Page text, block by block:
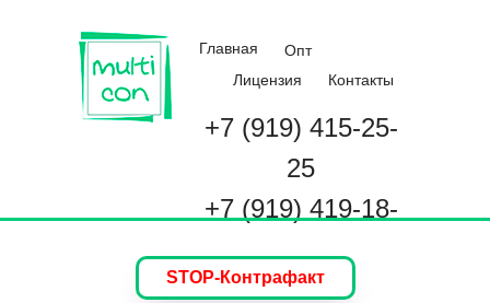
Главная
Опт
Лицензия
Контакты
+7 (919) 415-25-
25
+7 (919) 419-18-
58
STOP-Контрафакт